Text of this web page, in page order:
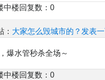
中楼回复数：0
： 大家怎么毁城市的？发表
爆水管秒杀全场～
中楼回复数：0